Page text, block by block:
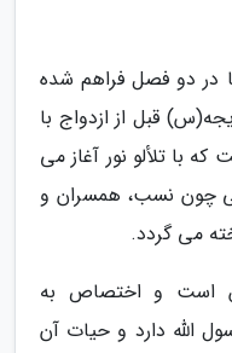
دو فصل فراهم شده
قبل از ازدواج با
با تلألو نور آغاز می
چون نسب، همسران و
می گردد.
است و اختصاص به
الله دارد و حیات آن